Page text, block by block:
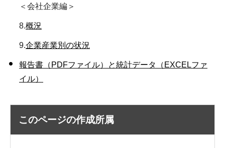
＜会社企業編＞
8.概況
9.企業産業別の状況
報告書（PDFファイル）と統計データ（EXCELファ
イル）
このページの作成所属